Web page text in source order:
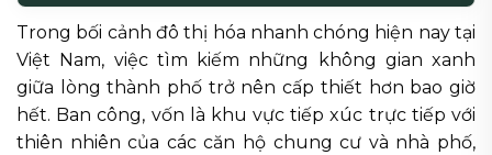
Trong bối cảnh đô thị hóa nhanh chóng hiện nay tại
Việt Nam, việc tìm kiếm những không gian xanh
giữa lòng thành phố trở nên cấp thiết hơn bao giờ
hết. Ban công, vốn là khu vực tiếp xúc trực tiếp với
thiên nhiên của các căn hộ chung cư và nhà phố,